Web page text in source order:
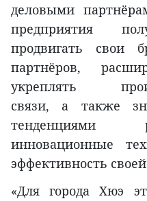
деловыми
предприятия
продвигать свои
партнёров,
укреплять
связи, а также
тенденциями
инновационные
эффективность
«Для города Хюэ